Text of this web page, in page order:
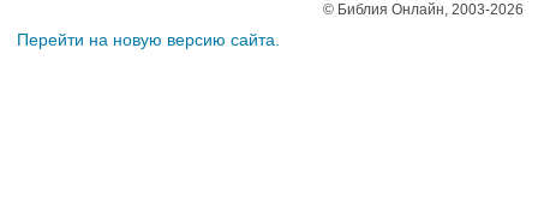
© Библия Онлайн, 2003-2026
Перейти на новую версию сайта.